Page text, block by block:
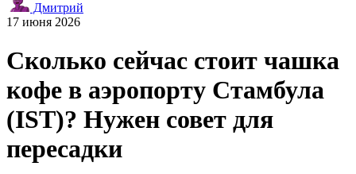
Дмитрий
17 июня 2026
Сколько сейчас стоит чашка
кофе в аэропорту Стамбула
(IST)? Нужен совет для
пересадки